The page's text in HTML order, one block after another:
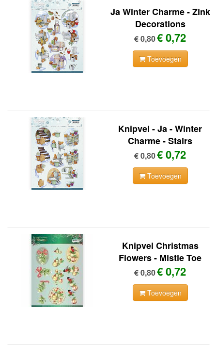
Ja Winter Charme - Zink
Decorations
€ 0,80€ 0,72
Toevoegen
Knipvel - Ja - Winter
Charme - Stairs
€ 0,80€ 0,72
Toevoegen
Knipvel Christmas
Flowers - Mistle Toe
€ 0,80€ 0,72
Toevoegen